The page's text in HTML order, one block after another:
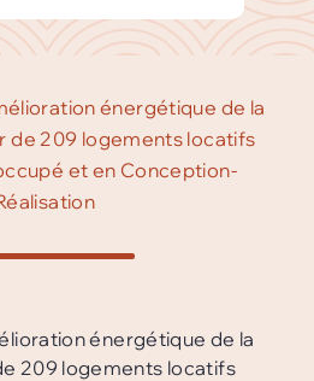
énergétique de la
de 209 logements locatifs
et en Conception-
énergétique de la
209 logements locatifs